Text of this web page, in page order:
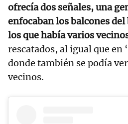
ofrecía dos señales, una
enfocaban los balcones del
los que había varios
rescatados, al igual que en
donde también se podía
vecinos.